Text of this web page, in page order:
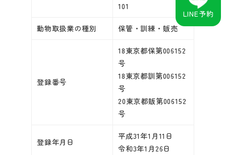
101
動物取扱業の種別 保管・訓練・販売
登録番号
18東京都保第006152
号
18東京都訓第006152
号
20東京都販第006152
号
登録年月日
平成31年1月11日
令和3年1月26日
LINE予約